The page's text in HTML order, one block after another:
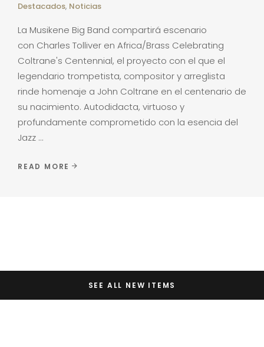
Destacados, Noticias
La Musikene Big Band compartirá escenario
con Charles Tolliver en Africa/Brass Celebrating
Coltrane's Centennial, el proyecto con el que el
legendario trompetista, compositor y arreglista
rinde homenaje a John Coltrane en el centenario de
su nacimiento. Autodidacta, virtuoso y
profundamente comprometido con la esencia del
Jazz
READ MORE
SEE ALL NEW ITEMS